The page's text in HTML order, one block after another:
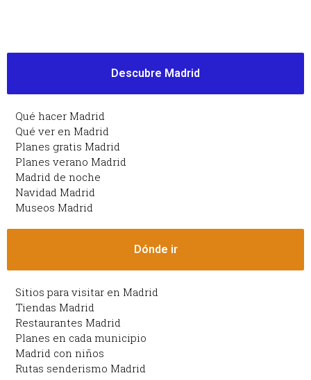
Descubre Madrid
Qué hacer Madrid
Qué ver en Madrid
Planes gratis Madrid
Planes verano Madrid
Madrid de noche
Navidad Madrid
Museos Madrid
Dónde ir
Sitios para visitar en Madrid
Tiendas Madrid
Restaurantes Madrid
Planes en cada municipio
Madrid con niños
Rutas senderismo Madrid